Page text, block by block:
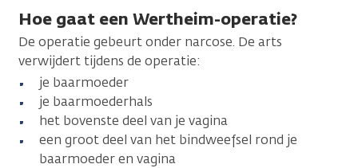
Hoe gaat een Wertheim-operatie?
De operatie gebeurt onder narcose. De arts
verwijdert tijdens de operatie:
je baarmoeder
je baarmoederhals
het bovenste deel van je vagina
een groot deel van het bindweefsel rond je
baarmoeder en vagina